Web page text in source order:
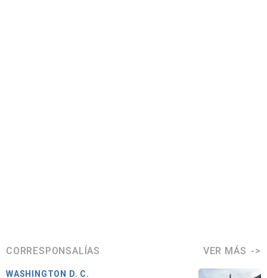
CORRESPONSALÍAS VER MÁS
WASHINGTON D. C.